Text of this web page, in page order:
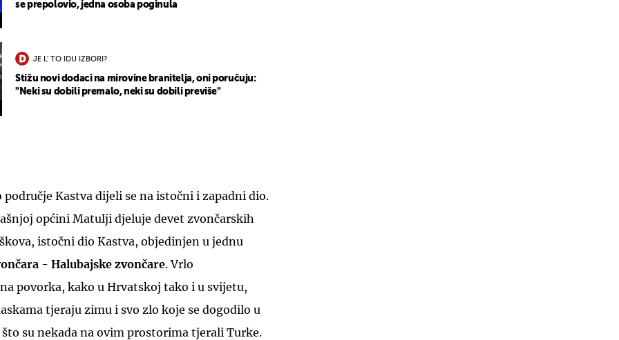
se prepolovio, jedna osoba poginula
JE L' TO IDU IZBORI?
Stižu novi dodaci na mirovine branitelja, oni poručuju:
"Neki su dobili premalo, neki su dobili previše"
Kastva dijeli se na istočni i zapadni dio.
općini Matulji djeluje devet zvončarskih
istočni dio Kastva, objedinjen u jednu
- Halubajske zvončare. Vrlo
povorka, kako u Hrvatskoj tako i u svijetu,
tjeraju zimu i svo zlo koje se dogodilo u
su nekada na ovim prostorima tjerali Turke.
UKLJUČITE NOTIFIKACIJE